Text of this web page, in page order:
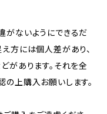
がないようにできるだ
え方には個人差があり、
があります。それを全
の上購入お願いします。